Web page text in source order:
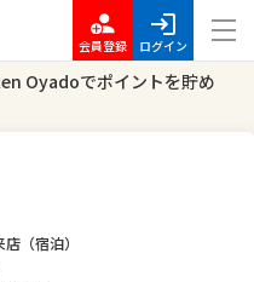
会員登録 ログイン
Oyadoでポイントを貯め
（宿泊）